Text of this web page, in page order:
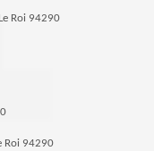
Roi 94290
Roi 94290